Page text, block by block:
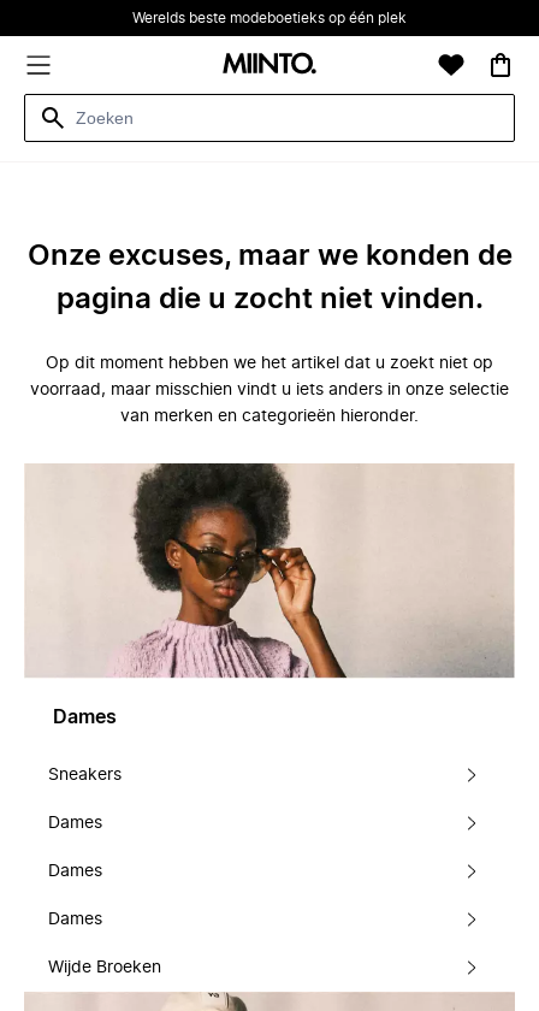
Werelds beste modeboetieks op één plek
Onze excuses, maar we konden de
pagina die u zocht niet vinden.
Op dit moment hebben we het artikel dat u zoekt niet op
voorraad, maar misschien vindt u iets anders in onze selectie
van merken en categorieën hieronder.
Dames
Sneakers
Dames
Dames
Dames
Wijde Broeken